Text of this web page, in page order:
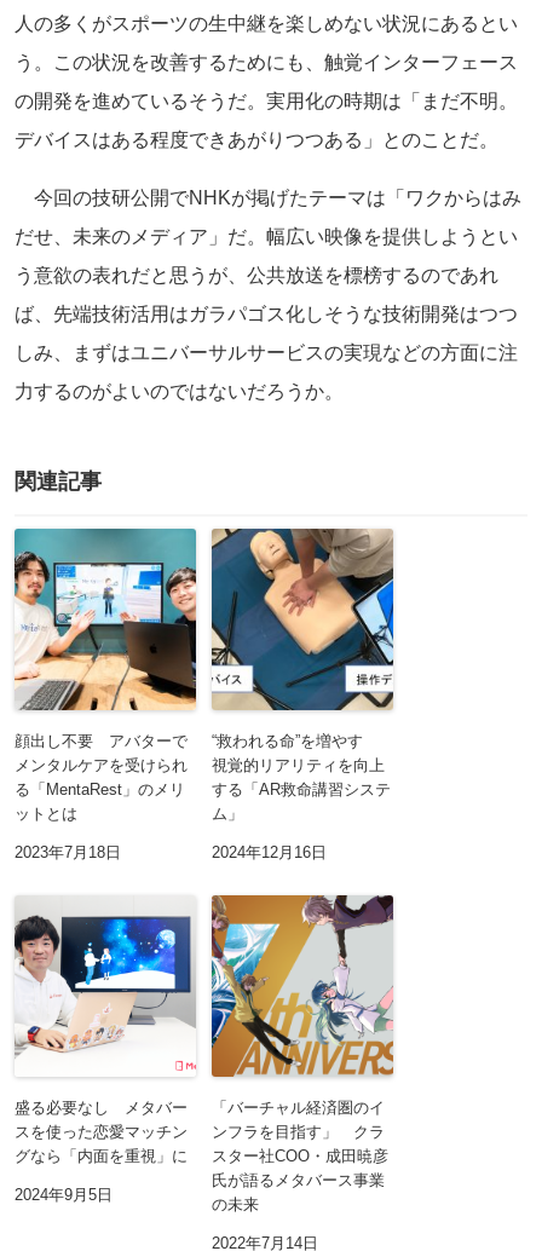
人の多くがスポーツの生中継を楽しめない状況にあるとい
う。この状況を改善するためにも、触覚インターフェース
の開発を進めているそうだ。実用化の時期は「まだ不明。
デバイスはある程度できあがりつつある」とのことだ。
今回の技研公開でNHKが掲げたテーマは「ワクからはみ
だせ、未来のメディア」だ。幅広い映像を提供しようとい
う意欲の表れだと思うが、公共放送を標榜するのであれ
ば、先端技術活用はガラパゴス化しそうな技術開発はつつ
しみ、まずはユニバーサルサービスの実現などの方面に注
力するのがよいのではないだろうか。
関連記事
顔出し不要 アバターで
メンタルケアを受けられ
る「MentaRest」のメリ
ットとは
2023年7月18日
“救われる命”を増やす
視覚的リアリティを向上
する「AR救命講習システ
ム」
2024年12月16日
盛る必要なし メタバー
スを使った恋愛マッチン
グなら「内面を重視」に
2024年9月5日
「バーチャル経済圏のイ
ンフラを目指す」 クラ
スター社COO・成田暁彦
氏が語るメタバース事業
の未来
2022年7月14日